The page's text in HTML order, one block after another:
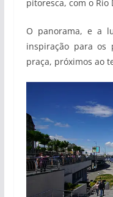
pitoresca, com o
O panorama, e a
inspiração para os
praça, próximos ao